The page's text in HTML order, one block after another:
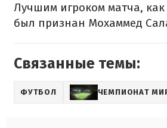
Лучшим игроком матча,
был признан Мохаммед
Связанные темы:
ФУТБОЛ ЧЕМПИОНАТ